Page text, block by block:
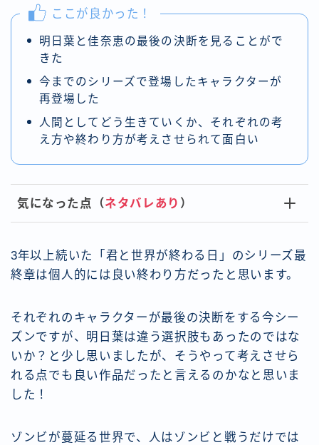
ここが良かった！
明日葉と佳奈恵の最後の決断を見ることがで
きた
今までのシリーズで登場したキャラクターが
再登場した
人間としてどう生きていくか、それぞれの考
え方や終わり方が考えさせられて面白い
気になった点（ネタバレあり ）
3年以上続いた「君と世界が終わる日」のシリーズ最
終章は個人的には良い終わり方だったと思います。
それぞれのキャラクターが最後の決断をする今シー
ズンですが、明日葉は違う選択肢もあったのではな
いか？と少し思いましたが、そうやって考えさせら
れる点でも良い作品だったと言えるのかなと思いま
した！
ゾンビが蔓延る世界で、人はゾンビと戦うだけでは